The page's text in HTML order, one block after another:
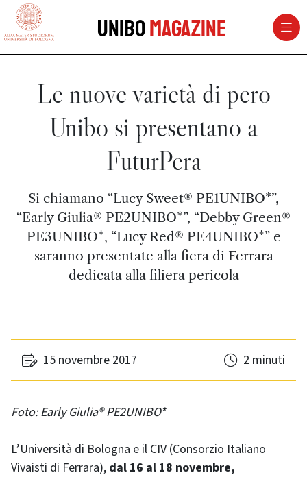
vai al contenuto della pagina
UniboMagazine
Le nuove varietà di pero
Unibo si presentano a
FuturPera
Si chiamano “Lucy Sweet® PE1UNIBO*”,
“Early Giulia® PE2UNIBO*”, “Debby Green®
PE3UNIBO*, “Lucy Red® PE4UNIBO*” e
saranno presentate alla fiera di Ferrara
dedicata alla filiera pericola
15 novembre 2017 2 minuti
Foto: Early Giulia® PE2UNIBO*
L’Università di Bologna e il CIV (Consorzio Italiano
Vivaisti di Ferrara), dal 16 al 18 novembre,